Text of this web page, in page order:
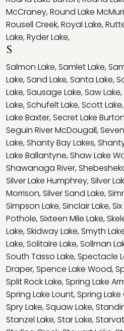
McCraney,Round Lake
Rousell Creek,Royal Lake,
Lake,Ryder Lake,
S
Salmon Lake,Samlet Lake,
Lake,Sand Lake,Santa Lake,
Lake,Sausage Lake,Saw Lake,
Lake,Schufelt Lake,Scott Lake,
Lake Baxter,Secret Lake Burton
Seguin River McDougall,
Lake,Shanty Bay Lakes,
Lake Ballantyne,Shaw Lake
Shawanaga River,
Silver Lake Humphrey,Silver
Morrison,Silver Sand Lake,
Simpson Lake,Sinclair Lake,
Pothole,Sixteen Mile Lake,
Lake,Skidway Lake,Smyth Lake
Lake,Solitaire Lake,Sollman
South Tasso Lake,Spectacle
Draper,Spence Lake Wood,
Split Rock Lake,Spring Lake
Spring Lake Lount,Spring
Spry Lake,Squaw Lake,
Stanzel Lake,Star Lake,